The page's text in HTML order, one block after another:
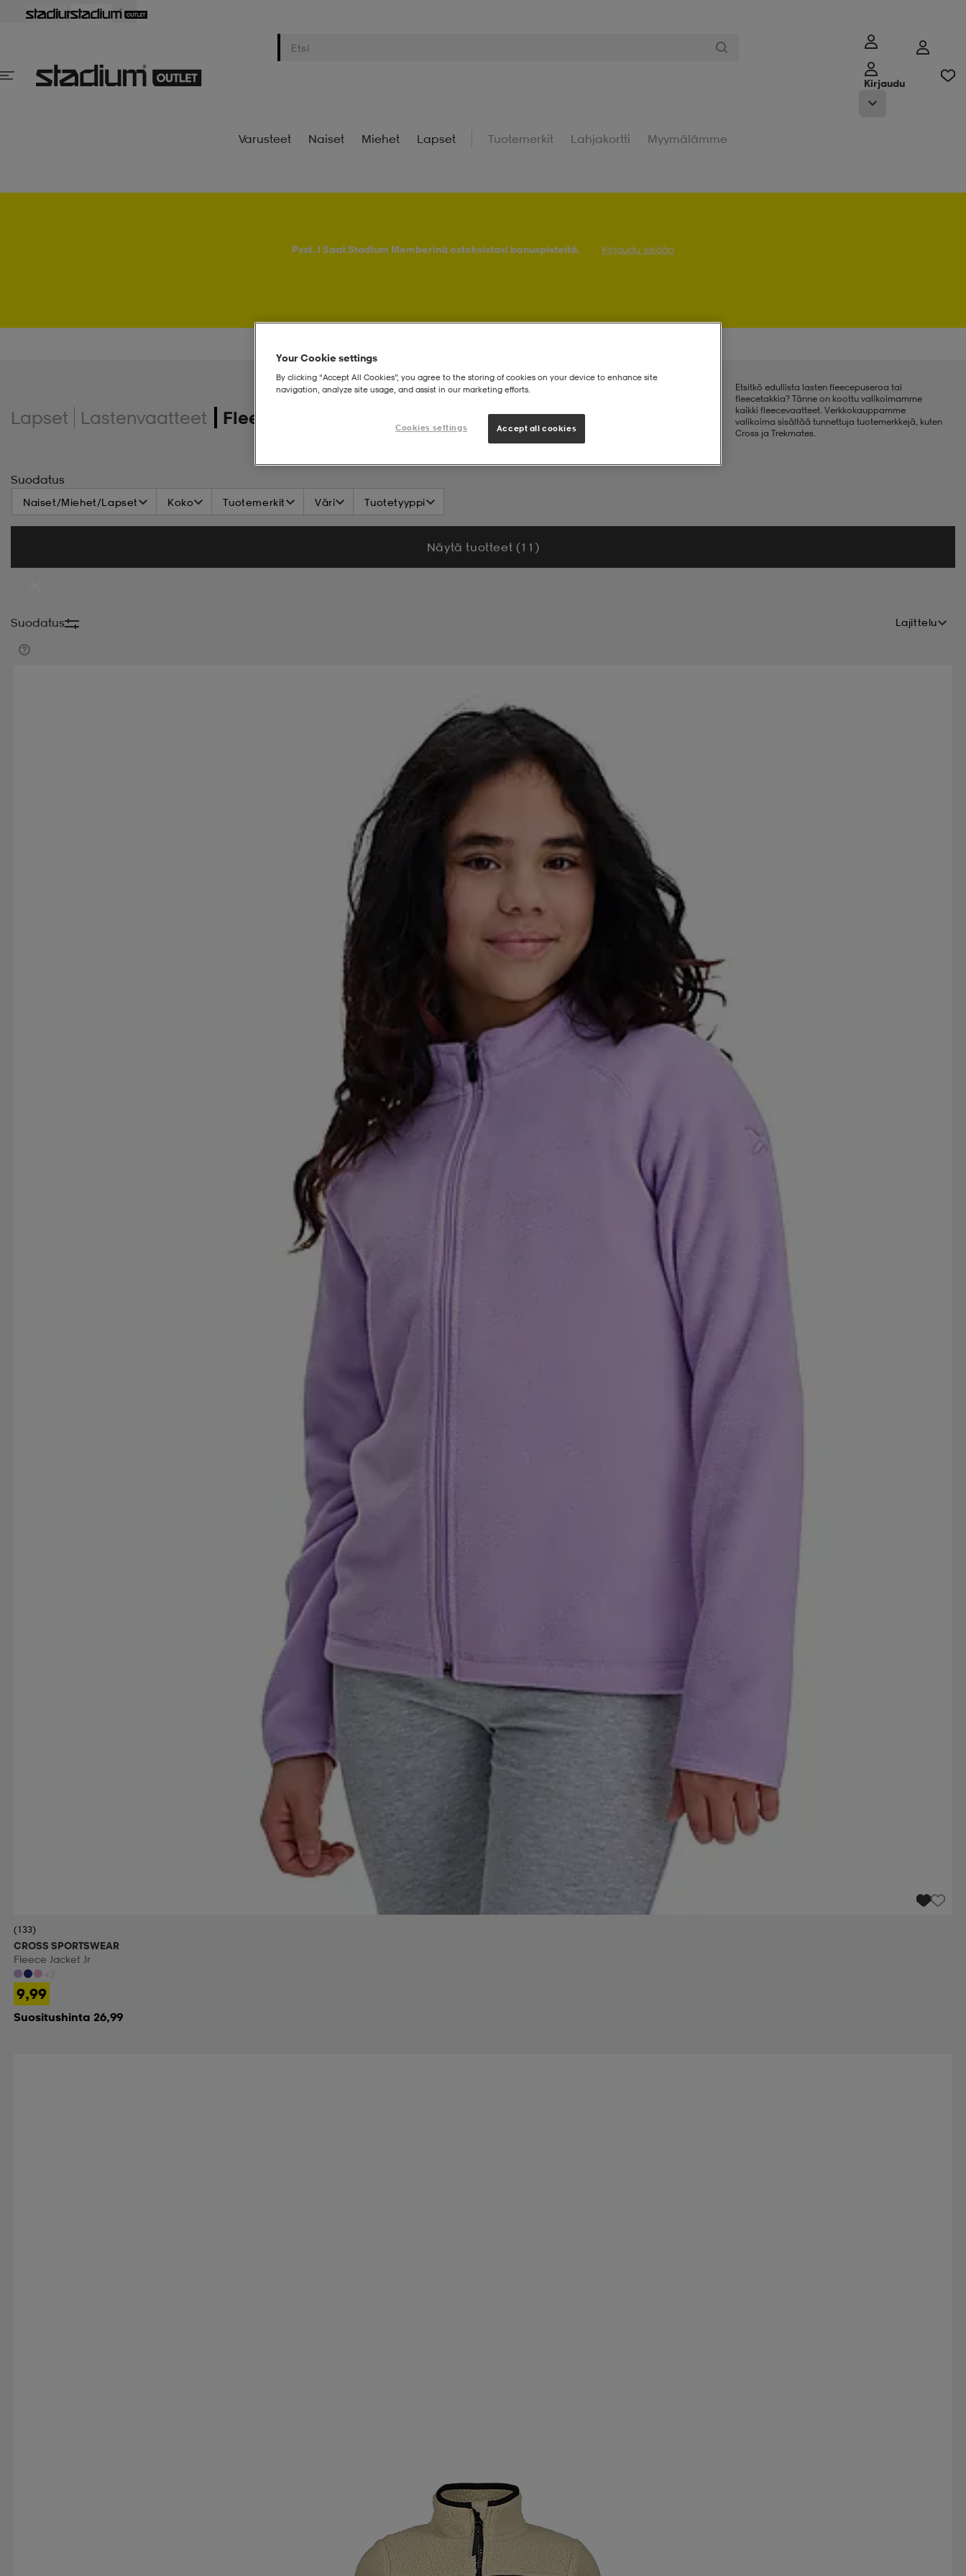
Kirjaudu
Varusteet Naiset Miehet Lapset Tuotemerkit Lahjakortti Myymälämme
Psst..! Saat Stadium Memberinä ostoksistasi bonuspisteitä. Kirjaudu sisään
Lapset Lastenvaatteet Fleecet
Etsitkö edullista lasten fleecepuseroa tai
fleecetakkia? Tänne on koottu valikoimamme
kaikki fleecevaatteet. Verkkokauppamme
valikoima sisältää tunnettuja tuotemerkkejä, kuten
Cross ja Trekmates.
Suodatus
Naiset/Miehet/Lapset Koko Tuotemerkit Väri Tuotetyyppi
Näytä tuotteet (11)
Suodatus Lajittelu
(133)
CROSS SPORTSWEAR
Fleece Jacket Jr
9,99
Suositushinta 26,99
Your Cookie settings
By clicking “Accept All Cookies”, you agree to the storing of cookies on your device to enhance site
navigation, analyze site usage, and assist in our marketing efforts.
Cookies settings Accept all cookies